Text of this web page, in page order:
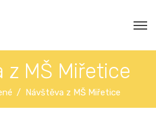
z MŠ Miřetice
Návštěva z MŠ Miřetice